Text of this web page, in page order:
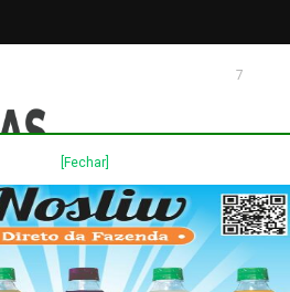
7
FALE COM O CHAGUINHAS